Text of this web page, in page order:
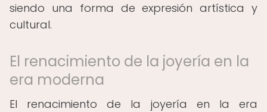
siendo una forma de expresión artística y
cultural.
El renacimiento de la joyería en la
era moderna
El renacimiento de la joyería en la era